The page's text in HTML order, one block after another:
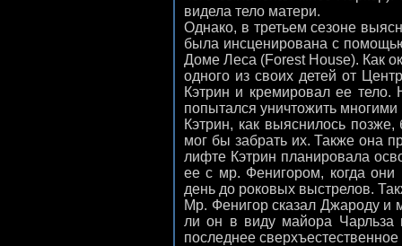
видела тело матери.
Однако, в третьем сезоне
была инсценирована с
Доме Леса (Forest House). Как
одного из своих детей от
Кэтрин и кремировал ее
попытался уничтожить
Кэтрин, как выяснилось
мог бы забрать их. Также она
лифте Кэтрин планировала
ее с мр. Фенигором, когда
день до роковых выстрелов.
Мр. Фенигор сказал Джароду и
ли он в виду майора Чарльза
последнее